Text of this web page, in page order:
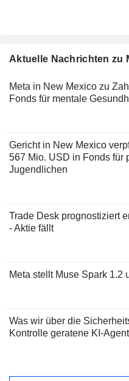
Aktuelle Nachrichten zu
Meta in New Mexico zu
Fonds für mentale
Gericht in New Mexico
567 Mio. USD in Fonds für
Jugendlichen
Trade Desk prognostiziert
- Aktie fällt
Meta stellt Muse Spark 1.2
Was wir über die
Kontrolle geratene KI-